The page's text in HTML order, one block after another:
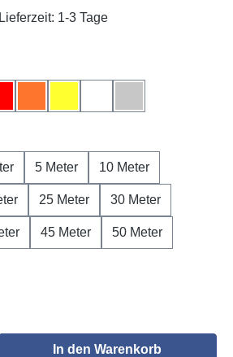
1-3 Tage
5 Meter 10 Meter
25 Meter 30 Meter
45 Meter 50 Meter
Gib den gewünschten
In den Warenkorb